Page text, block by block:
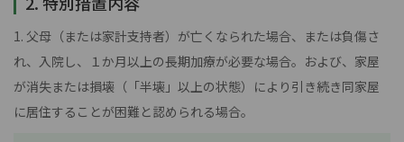
1. 父母（または家計支持者）が亡くなられた場合、または負傷さ
れ、入院し、１か月以上の長期加療が必要な場合。および、家屋
が消失または損壊（「半壊」以上の状態）により引き続き同家屋
に居住することが困難と認められる場合。